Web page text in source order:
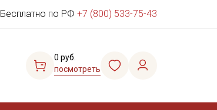
Бесплатно по РФ +7 (800) 533-75-43
0 руб.
посмотреть